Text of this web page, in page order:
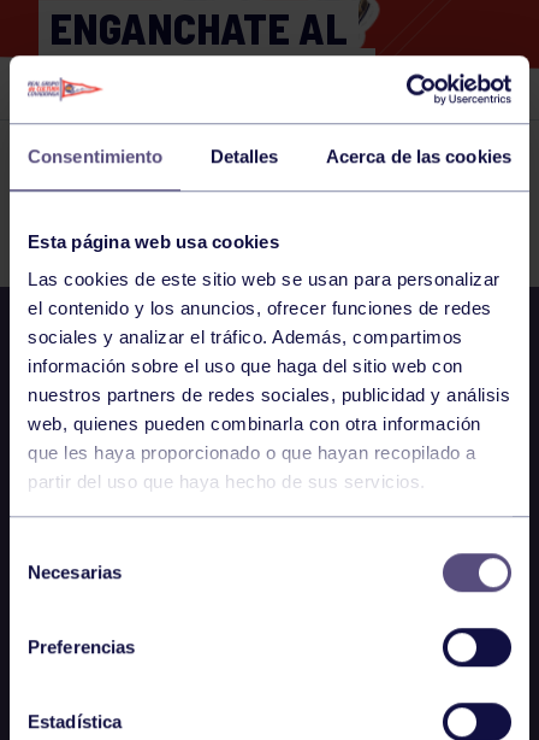
Consentimiento Detalles Acerca de las cookies
Esta página web usa cookies
Las cookies de este sitio web se usan para personalizar
el contenido y los anuncios, ofrecer funciones de redes
sociales y analizar el tráfico. Además, compartimos
información sobre el uso que haga del sitio web con
nuestros partners de redes sociales, publicidad y análisis
web, quienes pueden combinarla con otra información
que les haya proporcionado o que hayan recopilado a
partir del uso que haya hecho de sus servicios.
Necesarias
Preferencias
Estadística
ENGANCHATE AL
DEPORTE – BOLOS